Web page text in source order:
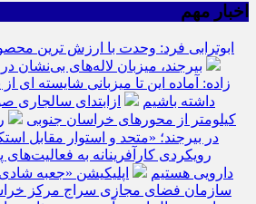
اخبار مهم
ابوترابی فرد: وحدت با ارزش ترین
بیرجند، میزبان لاله‌های بی‌نشان
زاده: آماده این تا میزبانی شایسته ای
داشته باشیم
کیلومتر از محورهای خراسان جنوبی
در بیرجند؛ «متحد و استوار مقابل
رویکردی کارآفرینانه به
دارویی هستیم
اپلیکیشن «جعبه
سازمان فضای مجازی سراج مرکز